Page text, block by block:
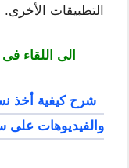
التطبيقات الأخرى.
الى اللقاء
شرح كيفية أخذ
والفيديوهات